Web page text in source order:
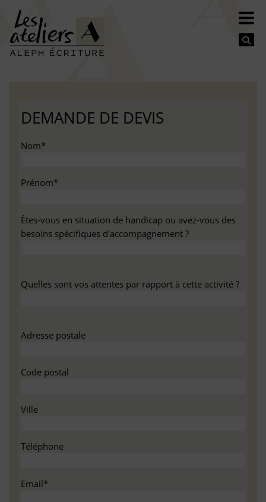
DEMANDE DE DEVIS
Nom*
Prénom*
Êtes-vous en situation de handicap ou avez-vous des
besoins spécifiques d'accompagnement ?
Quelles sont vos attentes par rapport à cette activité ?
Adresse postale
Code postal
Ville
Téléphone
Email*